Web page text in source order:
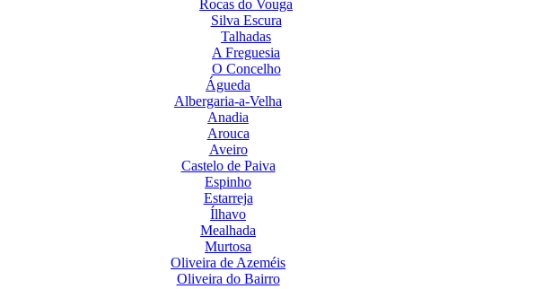
Rocas do Vouga
Silva Escura
Talhadas
A Freguesia
O Concelho
Águeda
Albergaria-a-Velha
Anadia
Arouca
Aveiro
Castelo de Paiva
Espinho
Estarreja
Ílhavo
Mealhada
Murtosa
Oliveira de Azeméis
Oliveira do Bairro